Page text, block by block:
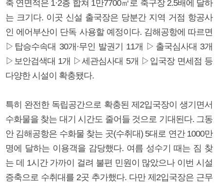
축 연면적은 1·2층 합쳐 1만7700㎡로 축구장 2.5배에 달하
는 크기다. 이곳 신설 출국장은 당분간 지역 거점 항공사
인 에어부산이 단독 사용할 예정이다. 김해공항에 따르면
▷탑승수속대 30개·무인 발권기 11개 ▷출국심사대 3개
▷보안검색대 1개 ▷세관심사대 5개 ▷입국장 면세점 등
다양한 시설이 확충됐다.
특히 완전한 독립공간으로 확충된 제2입국장이 생기면서
수화물을 찾는 대기 시간도 줄어들 것으로 기대된다. 그동
안 김해공항은 수화물 찾는 곳(수취대) 5대로 연간 1000만
명에 달하는 이용객을 감당했다. 여름 성수기 때는 짐 찾
는 데 1시간 가까이 걸려 불편 민원이 많았으나 이번 시설
증축으로 수취대를 2곳 추가했다. 다만 제2입국장은 근무